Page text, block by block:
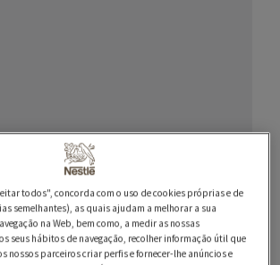
todos", concorda com o uso de cookies próprias e de
semelhantes), as quais ajudam a melhorar a sua
na Web, bem como, a medir as nossas
seus hábitos de navegação, recolher informação útil que
nossos parceiros criar perfis e fornecer-lhe anúncios e